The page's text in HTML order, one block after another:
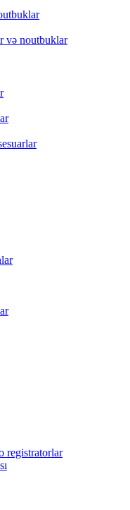
və noutbuklar
registratorlar